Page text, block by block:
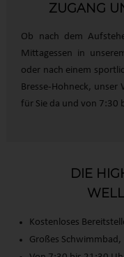
ZUGANG
Ob nach dem
Mittagessen in
oder nach einem
Bresse-Hohneck, unser
für Sie da und von 7:30
DIE
Kostenloses
Großes